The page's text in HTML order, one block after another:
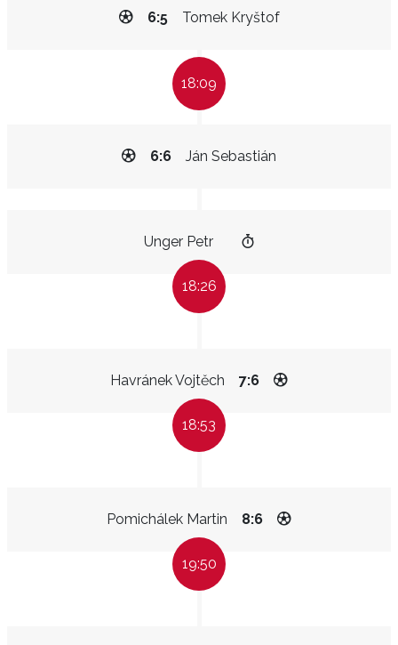
Tomek Kryštof
6:5
18:09
Ján Sebastián
6:6
Unger Petr
18:26
Havránek Vojtěch 7:6
18:53
Pomichálek Martin 8:6
19:50